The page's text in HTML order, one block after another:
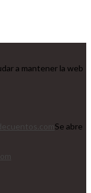
a mantener la web
Se abre